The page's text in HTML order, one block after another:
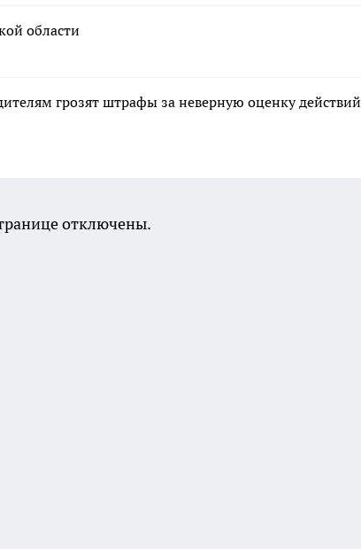
области
грозят штрафы за неверную оценку действий
отключены.